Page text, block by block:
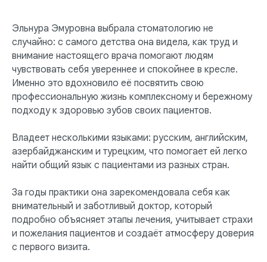
Эльнура Эмуровна выбрала стоматологию не
случайно: с самого детства она видела, как труд и
внимание настоящего врача помогают людям
чувствовать себя увереннее и спокойнее в кресле.
Именно это вдохновило её посвятить свою
профессиональную жизнь комплексному и бережному
подходу к здоровью зубов своих пациентов.
Владеет несколькими языками: русским, английским,
азербайджанским и турецким, что помогает ей легко
найти общий язык с пациентами из разных стран.
За годы практики она зарекомендовала себя как
внимательный и заботливый доктор, который
подробно объясняет этапы лечения, учитывает страхи
и пожелания пациентов и создаёт атмосферу доверия
с первого визита.